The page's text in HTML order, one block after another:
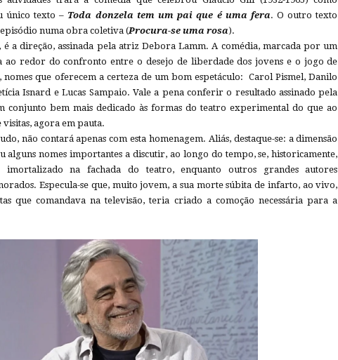
único texto – Toda donzela tem um pai que é uma fera. O outro texto
numa obra coletiva (Procura-se uma rosa).
é a direção, assinada pela atriz Debora Lamm. A comédia, marcada por um
ao redor do confronto entre o desejo de liberdade dos jovens e o jogo de
que oferecem a certeza de um bom espetáculo: Carol Pismel, Danilo
Isnard e Lucas Sampaio. Vale a pena conferir o resultado assinado pela
conjunto bem mais dedicado às formas do teatro experimental do que ao
visitas, agora em pauta.
não contará apenas com esta homenagem. Aliás, destaque-se: a dimensão
alguns nomes importantes a discutir, ao longo do tempo, se, historicamente,
na fachada do teatro, enquanto outros grandes autores
Especula-se que, muito jovem, a sua morte súbita de infarto, ao vivo,
que comandava na televisão, teria criado a comoção necessária para a